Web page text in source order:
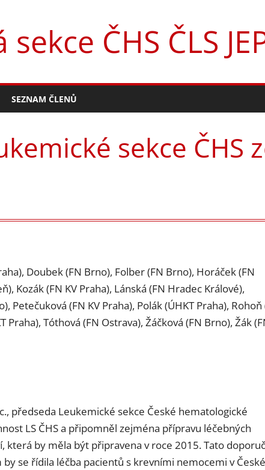
ČHS ČLS
SEZNAM ČLENŮ
sekce ČHS
Doubek (FN Brno), Folber (FN Brno), Horáček (FN
Kozák (FN KV Praha), Lánská (FN Hradec Králové),
Petečuková (FN KV Praha), Polák (ÚHKT Praha), Rohoň
Tóthová (FN Ostrava), Žáčková (FN Brno), Žák
předseda Leukemické sekce České hematologické
LS ČHS a připomněl zejména přípravu léčebných
která by měla být připravena v roce 2015. Tato
se řídila léčba pacientů s krevními nemocemi v České